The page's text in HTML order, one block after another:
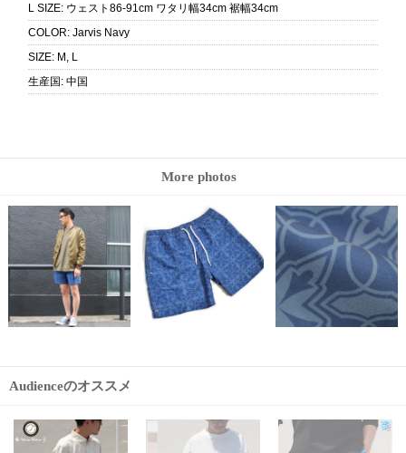
L SIZE: ウェスト86-91cm ワタリ幅34cm 裾幅34cm
COLOR: Jarvis Navy
SIZE: M, L
生産国: 中国
More photos
Audienceのオススメ